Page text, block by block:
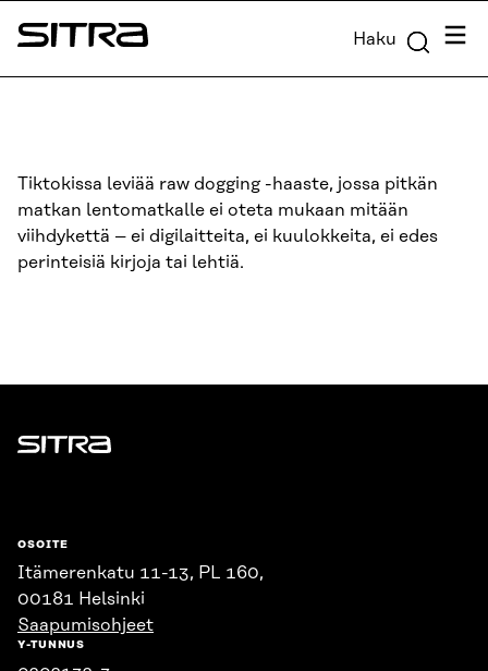
Siirry
suoraan
Sitra Haku
Tiktokissa leviää raw dogging -haaste, jossa pitkän
matkan lentomatkalle ei oteta mukaan mitään
viihdykettä – ei digilaitteita, ei kuulokkeita, ei edes
perinteisiä kirjoja tai lehtiä.
Sitra
OSOITE
Itämerenkatu 11-13, PL 160,
00181 Helsinki
Saapumisohjeet
Y-TUNNUS